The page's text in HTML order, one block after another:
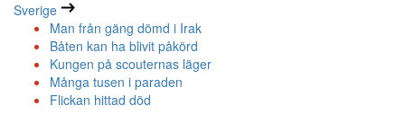
Sverige
Man från gäng dömd i Irak
Båten kan ha blivit påkörd
Kungen på scouternas läger
Många tusen i paraden
Flickan hittad död